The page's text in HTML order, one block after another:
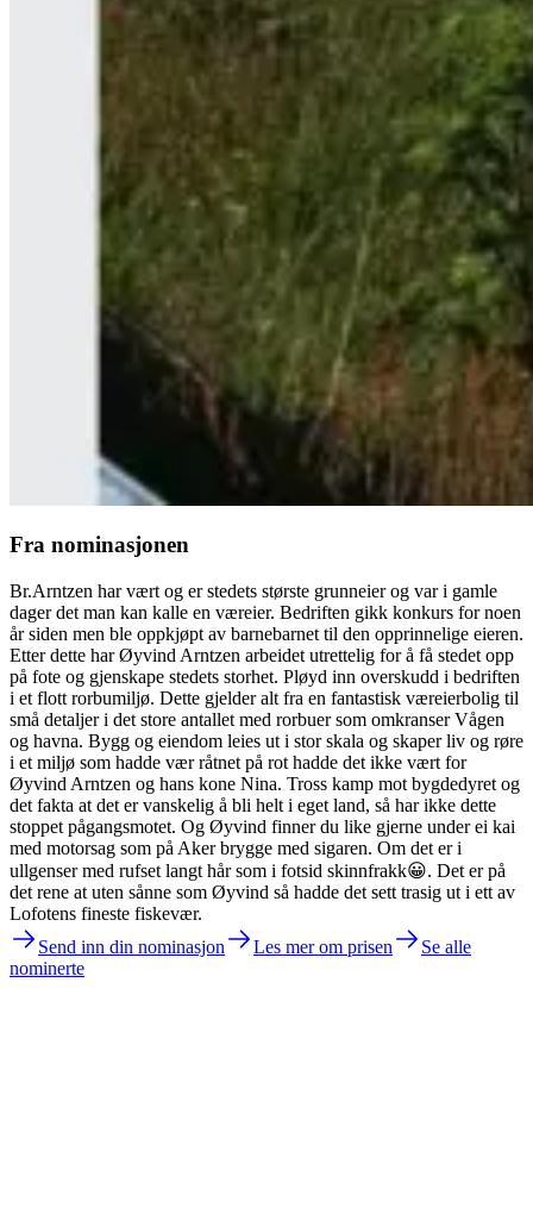
Fra nominasjonen
Br.Arntzen har vært og er stedets største grunneier og var i gamle
dager det man kan kalle en væreier. Bedriften gikk konkurs for noen
år siden men ble oppkjøpt av barnebarnet til den opprinnelige eieren.
Etter dette har Øyvind Arntzen arbeidet utrettelig for å få stedet opp
på fote og gjenskape stedets storhet. Pløyd inn overskudd i bedriften
i et flott rorbumiljø. Dette gjelder alt fra en fantastisk væreierbolig til
små detaljer i det store antallet med rorbuer som omkranser Vågen
og havna. Bygg og eiendom leies ut i stor skala og skaper liv og røre
i et miljø som hadde vær råtnet på rot hadde det ikke vært for
Øyvind Arntzen og hans kone Nina. Tross kamp mot bygdedyret og
det fakta at det er vanskelig å bli helt i eget land, så har ikke dette
stoppet pågangsmotet. Og Øyvind finner du like gjerne under ei kai
med motorsag som på Aker brygge med sigaren. Om det er i
ullgenser med rufset langt hår som i fotsid skinnfrakk😀. Det er på
det rene at uten sånne som Øyvind så hadde det sett trasig ut i ett av
Lofotens fineste fiskevær.
Send inn din nominasjon
Les mer om prisen
Se alle
nominerte